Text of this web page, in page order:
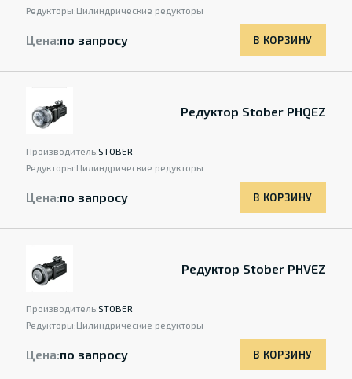
Редукторы:Цилиндрические редукторы
Цена:по запросу В КОРЗИНУ
Редуктор Stober PHQEZ
Производитель:STOBER
Редукторы:Цилиндрические редукторы
Цена:по запросу В КОРЗИНУ
Редуктор Stober PHVEZ
Производитель:STOBER
Редукторы:Цилиндрические редукторы
Цена:по запросу В КОРЗИНУ